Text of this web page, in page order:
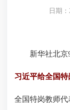
日期
新华社北京9
习近平给全国
全国特岗教师代